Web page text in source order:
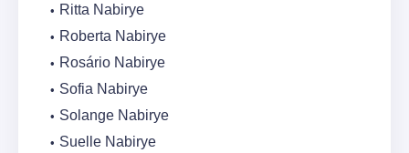
Ritta Nabirye
Roberta Nabirye
Rosário Nabirye
Sofia Nabirye
Solange Nabirye
Suelle Nabirye